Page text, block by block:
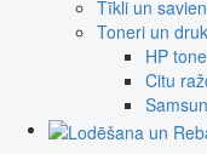
Tīkli un
Toneri un
HP
Citu